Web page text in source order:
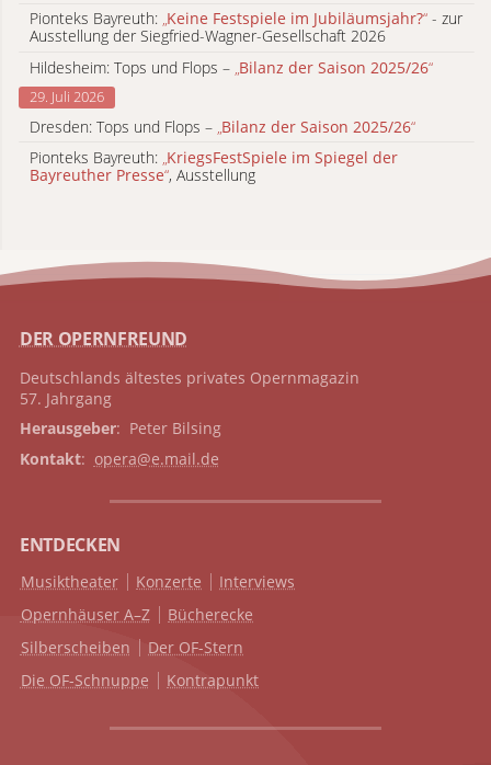
Pionteks Bayreuth: „Keine Festspiele im Jubiläumsjahr?“ - zur
Ausstellung der Siegfried-Wagner-Gesellschaft 2026
Hildesheim: Tops und Flops – Bilanz der Saison 2025/26“
29. Juli 2026
Dresden: Tops und Flops – Bilanz der Saison 2025/26“
Pionteks Bayreuth: „KriegsFestSpiele im Spiegel der
Bayreuther Presse“, Ausstellung
DER OPERNFREUND
Deutschlands ältestes privates Opernmagazin
57. Jahrgang
Herausgeber: Peter Bilsing
Kontakt: opera@e.mail.de
ENTDECKEN
Musiktheater Konzerte
Interviews
Opernhäuser A–Z
Bücherecke
Silberscheiben
Der OF-Stern
Die OF-Schnuppe
Kontrapunkt